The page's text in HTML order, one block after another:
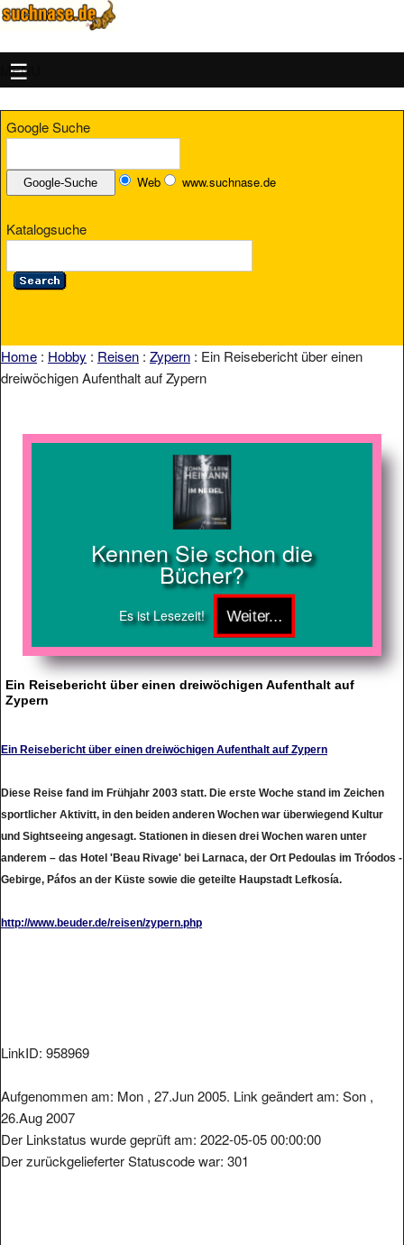
MENU
Google Suche
Web www.suchnase.de
Katalogsuche
Home : Hobby : Reisen : Zypern : Ein Reisebericht über einen
dreiwöchigen Aufenthalt auf Zypern
Kennen Sie schon die
Bücher?
Es ist Lesezeit!
Ein Reisebericht über einen dreiwöchigen Aufenthalt auf
Zypern
Ein Reisebericht über einen dreiwöchigen Aufenthalt auf Zypern
Diese Reise fand im Frühjahr 2003 statt. Die erste Woche stand im Zeichen
sportlicher Aktivitt, in den beiden anderen Wochen war überwiegend Kultur
und Sightseeing angesagt. Stationen in diesen drei Wochen waren unter
anderem – das Hotel 'Beau Rivage' bei Larnaca, der Ort Pedoulas im Tróodos -
Gebirge, Páfos an der Küste sowie die geteilte Haupstadt Lefkosía.
http://www.beuder.de/reisen/zypern.php
LinkID: 958969
Aufgenommen am: Mon , 27.Jun 2005. Link geändert am: Son ,
26.Aug 2007
Der Linkstatus wurde geprüft am: 2022-05-05 00:00:00
Der zurückgelieferter Statuscode war: 301